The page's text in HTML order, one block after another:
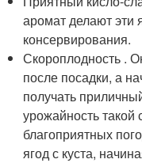
аромат делают
консервирования.
Скороплодность .
после посадки, а
получать
урожайность
благоприятных
ягод с куста,